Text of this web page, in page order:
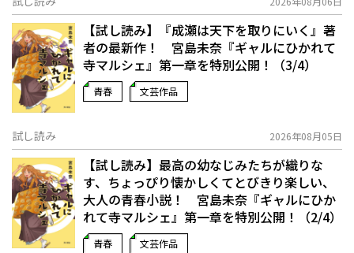
【試し読み】『成瀬は天下を取りにいく』著
者の最新作！ 宮島未奈『ギャルにひかれて
寺マルシェ』第一章を特別公開！（3/4）
青春 文芸作品
試し読み 2026年08月05日
【試し読み】最高の幼なじみたちが織りな
す、ちょっぴり懐かしくてとびきり楽しい、
大人の青春小説！ 宮島未奈『ギャルにひか
れて寺マルシェ』第一章を特別公開！（2/4）
青春 文芸作品